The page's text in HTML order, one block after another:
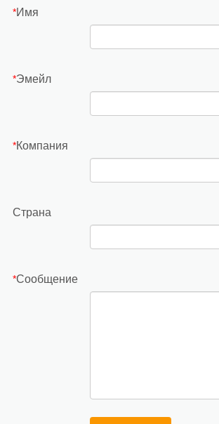
*Имя
*Эмейл
*Компания
Страна
*Сообщение